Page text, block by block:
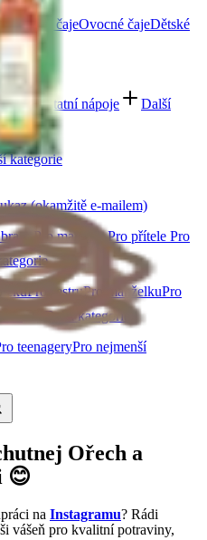
Bylinné čajeOvocné čajeDětské
Ostatní nápoje
Další
kategorie
(okamžitě e-mailem)
Pro manželaPro přítele Pro
Pro sestruPro manželkuPro
Další kategorie
teenageryPro nejmenší
Ořech a
😊
na Instagramu? Rádi
vášeň pro kvalitní potraviny,